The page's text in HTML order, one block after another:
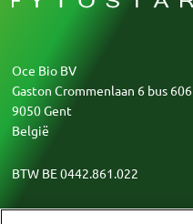
Oce Bio BV
Gaston Crommenlaan 6 bus 606
9050 Gent
België
BTW BE 0442.861.022